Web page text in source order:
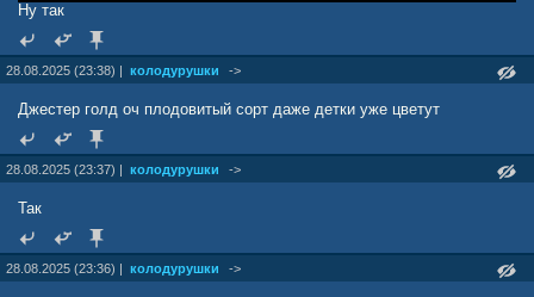
Ну так
28.08.2025 (23:38) | колодурушки ->
Джестер голд оч плодовитый сорт даже детки уже цветут
28.08.2025 (23:37) | колодурушки ->
Так
28.08.2025 (23:36) | колодурушки ->